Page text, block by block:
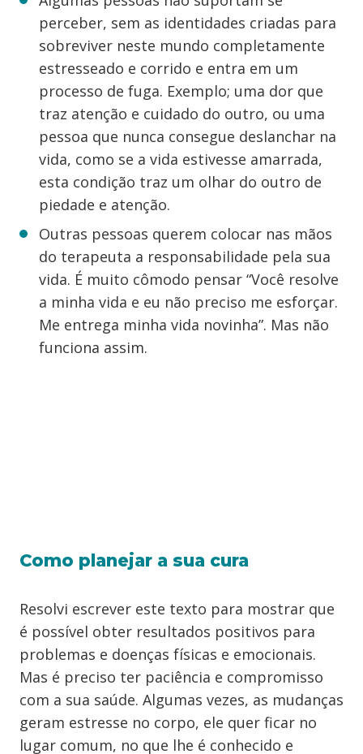
perceber, sem as identidades criadas para
sobreviver neste mundo completamente
estresseado e corrido e entra em um
processo de fuga. Exemplo; uma dor que
traz atenção e cuidado do outro, ou uma
pessoa que nunca consegue deslanchar na
vida, como se a vida estivesse amarrada,
esta condição traz um olhar do outro de
piedade e atenção.
Outras pessoas querem colocar nas mãos
do terapeuta a responsabilidade pela sua
vida. É muito cômodo pensar “Você resolve
a minha vida e eu não preciso me esforçar.
Me entrega minha vida novinha”. Mas não
funciona assim.
Como planejar a sua cura
Resolvi escrever este texto para mostrar que
é possível obter resultados positivos para
problemas e doenças físicas e emocionais.
Mas é preciso ter paciência e compromisso
com a sua saúde. Algumas vezes, as mudanças
geram estresse no corpo, ele quer ficar no
lugar comum, no que lhe é conhecido e